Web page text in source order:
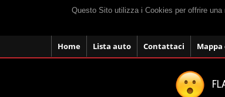
Questo Sito utilizza i Cookies per offrire
Home Lista auto Contattaci